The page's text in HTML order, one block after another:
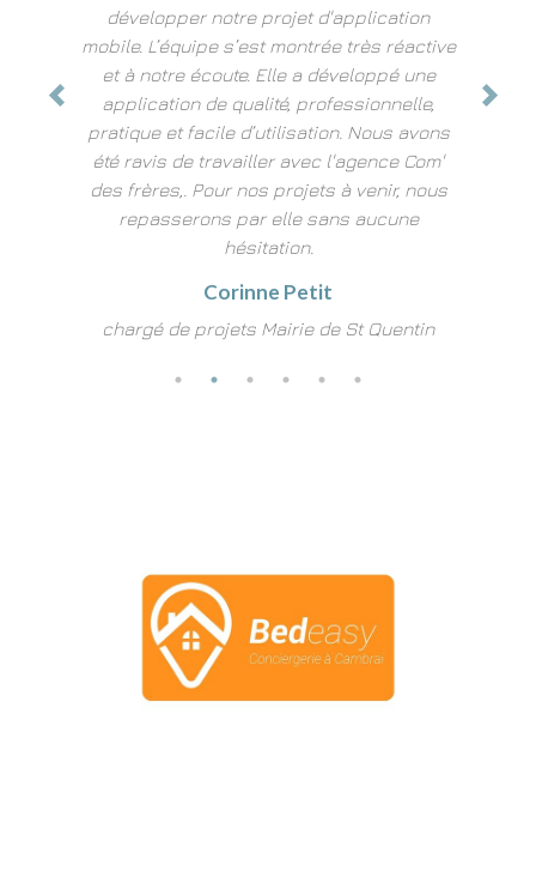
place
développer notre projet d'application
mobile. L’équipe s’est montrée très réactive
et à notre écoute. Elle a développé une
application de qualité, professionnelle,
pratique et facile d’utilisation. Nous avons
été ravis de travailler avec l'agence Com'
des frères,. Pour nos projets à venir, nous
repasserons par elle sans aucune
hésitation.
Corinne Petit
chargé de projets Mairie de St Quentin